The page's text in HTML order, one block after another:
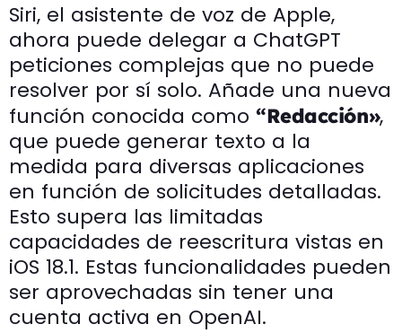
Siri, el asistente de voz de Apple,
ahora puede delegar a ChatGPT
peticiones complejas que no puede
resolver por sí solo. Añade una nueva
función conocida como “Redacción»,
que puede generar texto a la
medida para diversas aplicaciones
en función de solicitudes detalladas.
Esto supera las limitadas
capacidades de reescritura vistas en
iOS 18.1. Estas funcionalidades pueden
ser aprovechadas sin tener una
cuenta activa en OpenAI.